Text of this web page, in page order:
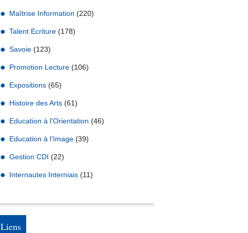
Maîtrise Information (220)
Talent Ecriture (178)
Savoie (123)
Promotion Lecture (106)
Expositions (65)
Histoire des Arts (61)
Education à l'Orientation (46)
Education à l'Image (39)
Gestion CDI (22)
Internautes Interniais (11)
Liens